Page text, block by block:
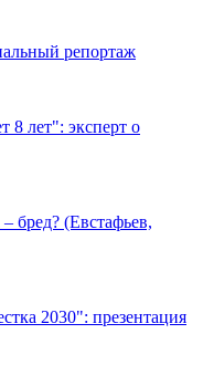
репортаж
8 лет": эксперт о
бред? (Евстафьев,
2030": презентация